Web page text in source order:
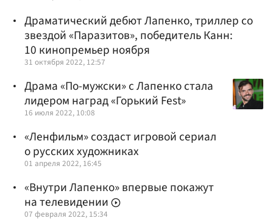
Драматический дебют Лапенко, триллер со
звездой «Паразитов», победитель Канн:
10 кинопремьер ноября
31 октября 2022, 12:57
Драма «По-мужски» с Лапенко стала
лидером наград «Горький Fest»
16 июля 2022, 10:08
«Ленфильм» создаст игровой сериал
о русских художниках
01 апреля 2022, 16:45
«Внутри Лапенко» впервые покажут
на телевидении
07 февраля 2022, 15:34